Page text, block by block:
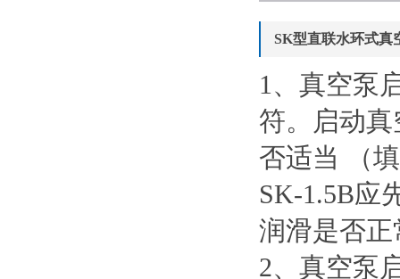
SK型直联水环式真
1、真空泵
符。启动
否适当 （
SK-1.5B应
润滑是否正
2、真空泵